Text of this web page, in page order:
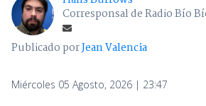
Corresponsal de Radio Bío
Publicado porJean Valencia
Miércoles 05 Agosto, 2026 | 23:47